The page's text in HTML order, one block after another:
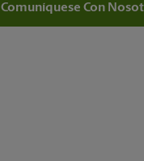
Comuníquese Con